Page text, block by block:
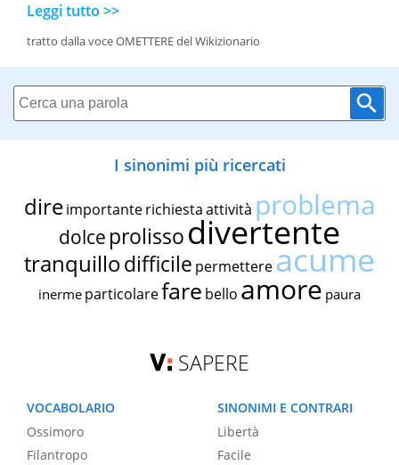
Leggi tutto >>
tratto dalla voce OMETTERE del Wikizionario
I sinonimi più ricercati
dire importante richiestaattività problema
dolce prolissodivertente
tranquillodifficile permettereacume
inerme particolarefare bello amore paura
SAPERE
VOCABOLARIO
Ossimoro
Filantropo
SINONIMI E CONTRARI
Libertà
Facile